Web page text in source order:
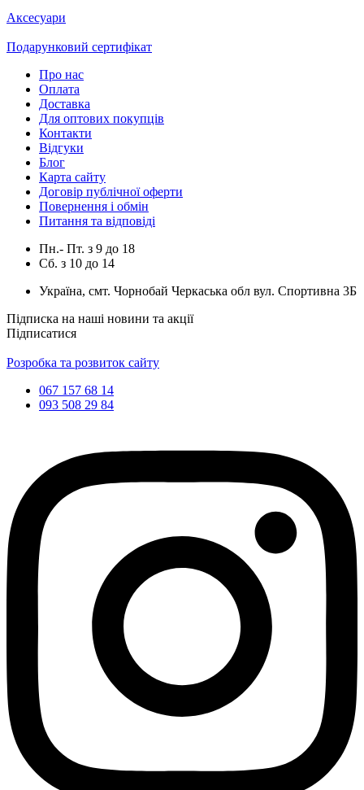
Аксесуари
Подарунковий сертифікат
Про нас
Оплата
Доставка
Для оптових покупців
Контакти
Відгуки
Блог
Карта сайту
Договір публічної оферти
Повернення і обмін
Питання та відповіді
Пн.- Пт. з 9 до 18
Сб. з 10 до 14
Україна, смт. Чорнобай Черкаська обл вул. Спортивна 3Б
Підписка на наші новини та акції
Підписатися
Розробка та розвиток сайту
067 157 68 14
093 508 29 84